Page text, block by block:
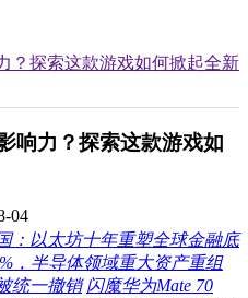
？探索这款游戏如何掀起全新
响力？探索这款游戏如
04
：以太坊十年重塑全球金融底
，半导体领域重大资产重组
统一撤销 闪魔华为Mate 70